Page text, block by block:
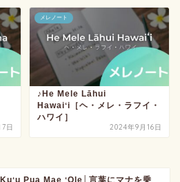
日
メレノート
♪He Mele Lāhui
Hawaiʻi［ヘ・メレ・ラフイ・
ハワイ］
2024年9月16日
Pua Mae ʻOle│言葉にマナを乗